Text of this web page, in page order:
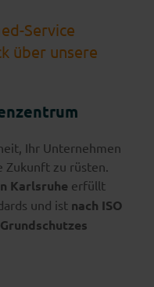
Service
über unsere
Ihr Unternehmen
Zukunft zu rüsten.
Karlsruhe erfüllt
und ist nach ISO